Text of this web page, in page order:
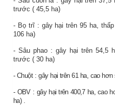
trước ( 45,5 ha)
- Bọ trĩ : gây hại trên95 ha, thấp
106 ha)
- Sâu phao : gây hại trên 54,5
trước ( 30 ha)
- Chuột : gây hại trên61 ha, cao hơn
- OBV : gây hại trên 400,7 ha,cao
ha)